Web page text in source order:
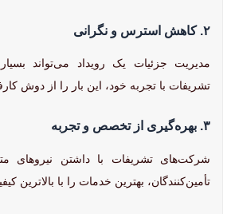
۲. کاهش استرس و نگرانی
مدیریت جزئیات یک رویداد می‌تواند
تشریفات با تجربه خود، این بار را از دوش
۳. بهره‌گیری از تخصص و تجربه
شرکت‌های تشریفات با داشتن نیروهای
تأمین‌کنندگان، بهترین خدمات را با بالاترین